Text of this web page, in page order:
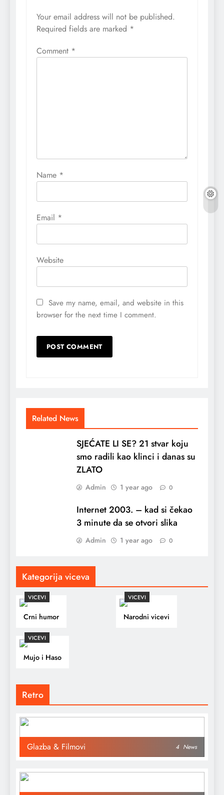
Your email address will not be published.
Required fields are marked *
Comment *
Name *
Email *
Website
Save my name, email, and website in this
browser for the next time I comment.
Related News
SJEĆATE LI SE? 21 stvar koju
smo radili kao klinci i danas su
ZLATO
Admin 1 year ago 0
Internet 2003. – kad si čekao
3 minute da se otvori slika
Admin 1 year ago 0
Kategorija viceva
VICEVI
Crni humor
VICEVI
Narodni vicevi
VICEVI
Mujo i Haso
Retro
Glazba & Filmovi 4 News